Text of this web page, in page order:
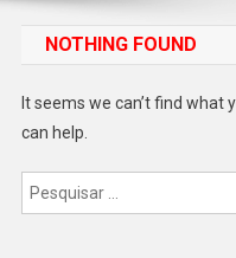
NOTHING FOUND
It seems we can’t find what
can help.
Pesquisar
por: